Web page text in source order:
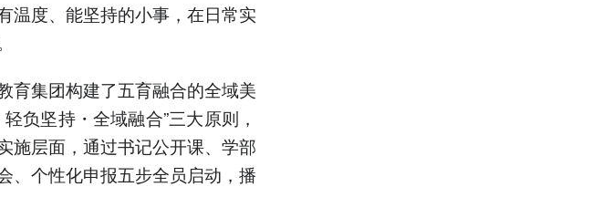
温度、能坚持的小事，在日常实
育集团构建了五育融合的全域美
负坚持・全域融合”三大原则，
施层面，通过书记公开课、学部
、个性化申报五步全员启动，播